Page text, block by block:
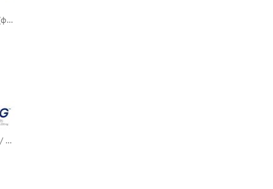
Inrebic / Инребик (федратиниб)
Onureg / Оньюрег / Онурег (азацитидин)